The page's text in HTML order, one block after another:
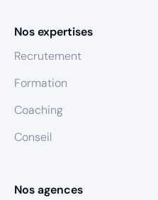
Nos expertises
Recrutement
Formation
Coaching
Conseil
Nos agences